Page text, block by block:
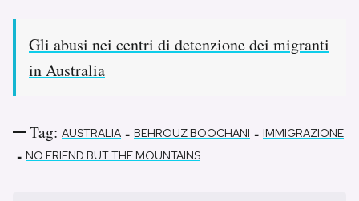
Gli abusi nei centri di detenzione dei migranti
in Australia
Tag: AUSTRALIA - BEHROUZ BOOCHANI - IMMIGRAZIONE
- NO FRIEND BUT THE MOUNTAINS